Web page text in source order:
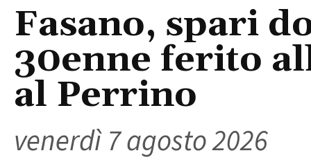
Fasano, spari
30enne ferito
al Perrino
venerdì 7 agosto 2026